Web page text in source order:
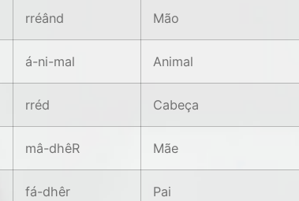
rréând Mão
á-ni-mal Animal
rréd Cabeça
mâ-dhêR Mãe
fá-dhêr Pai